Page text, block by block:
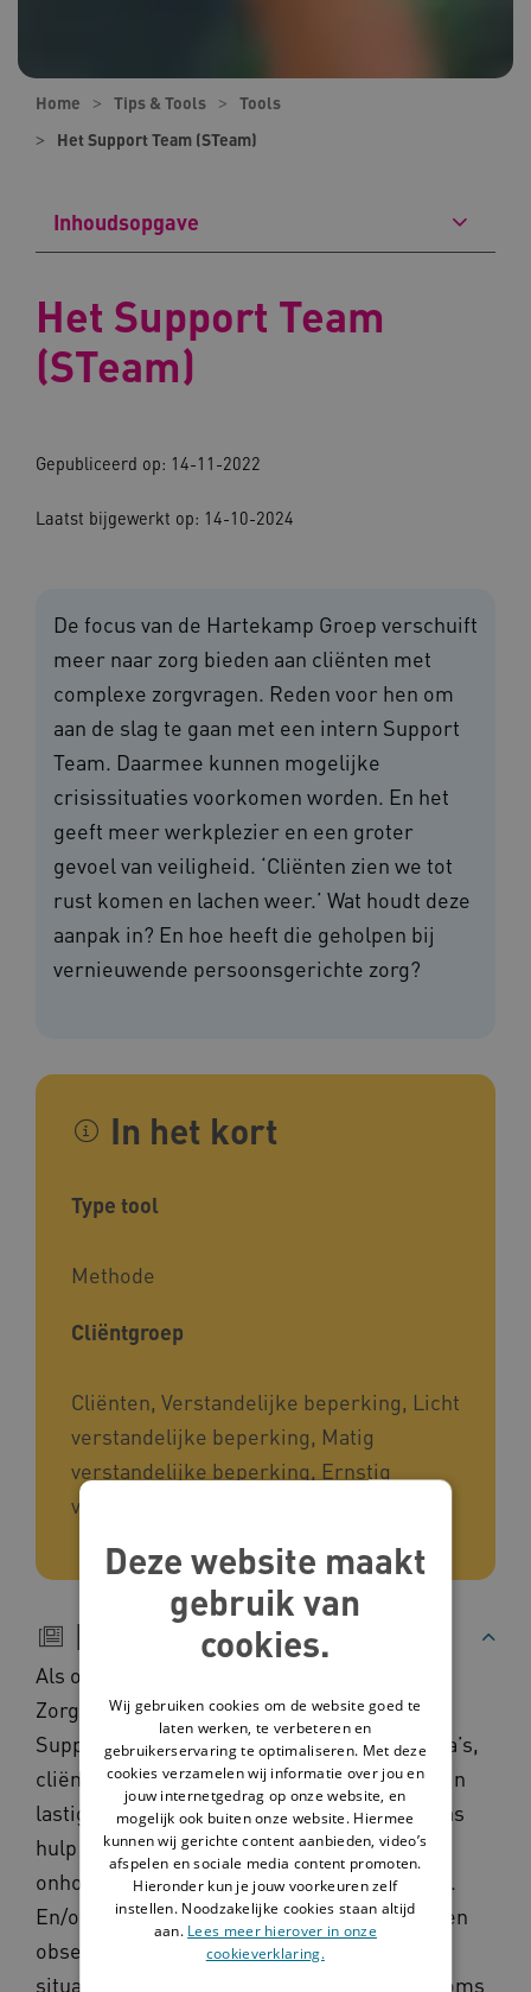
Home Tips & Tools
Tools
Het Support Team (STeam)
Inhoudsopgave
Het Support Team
(STeam)
Gepubliceerd op: 14-11-2022
Laatst bijgewerkt op: 14-10-2024
De focus van de Hartekamp Groep verschuift
meer naar zorg bieden aan cliënten met
complexe zorgvragen. Reden voor hen om
aan de slag te gaan met een intern Support
Team. Daarmee kunnen mogelijke
crisissituaties voorkomen worden. En het
geeft meer werkplezier en een groter
gevoel van veiligheid. ‘Cliënten zien we tot
rust komen en lachen weer.’ Wat houdt deze
aanpak in? En hoe heeft die geholpen bij
vernieuwende persoonsgerichte zorg?
In het kort
Type tool
Methode
Cliëntgroep
Cliënten, Verstandelijke beperking, Licht
verstandelijke beperking, Matig
verstandelijke beperking, Ernstig
verstandelijke beperking
Beschrijving
Als onderdeel van de portefeuille Complexe
Zorg heeft de Hartekamp Groep intern een
Support Team (STeam) opgestart om collega’s,
cliënten en de organisatie te ondersteunen in
lastige situaties. ‘We merkten dat er vaak pas
hulp gevraagd werd als de situatie al zo
onhoudbaar was dat externe hulp nodig was.
En/of dat een cliënt tijdelijk naar de crisis- en
observatie-unit werd overgeplaatst. Die
situaties leiden tot een onveilig gevoel en soms
Deze website maakt
gebruik van
cookies.
Wij gebruiken cookies om de website goed te
laten werken, te verbeteren en
gebruikerservaring te optimaliseren. Met deze
cookies verzamelen wij informatie over jou en
jouw internetgedrag op onze website, en
mogelijk ook buiten onze website. Hiermee
kunnen wij gerichte content aanbieden, video’s
afspelen en sociale media content promoten.
Hieronder kun je jouw voorkeuren zelf
instellen. Noodzakelijke cookies staan altijd
aan. Lees meer hierover in onze
cookieverklaring.